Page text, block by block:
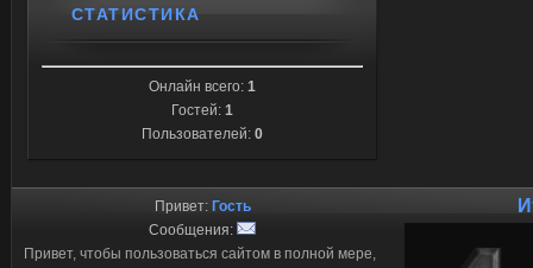
СТАТИСТИКА
Онлайн всего: 1
Гостей: 1
Пользователей: 0
Привет: Гость
Сообщения:
Привет, чтобы пользоваться сайтом в полной мере,